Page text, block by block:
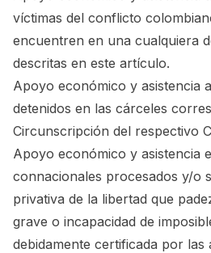
víctimas del conflicto
encuentren en una cualquiera
descritas en este artículo.
Apoyo económico y asistencia
detenidos en las cárceles
Circunscripción del respectivo
Apoyo económico y asistencia
connacionales procesados y/o
privativa de la libertad que
grave o incapacidad de
debidamente certificada por las